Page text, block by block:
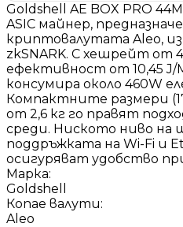
Goldshell AE BOX PRO
ASIC майнер,
криптовалутата Aleo,
zkSNARK. С хешрейт от
ефективност от 10,45
консумира около 460W
Компактните размери
от 2,6 кг го правят
среди. Ниското ниво на
поддръжката на Wi-Fi и
осигуряват удобство
Марка:
Goldshell
Копае валути:
Aleo